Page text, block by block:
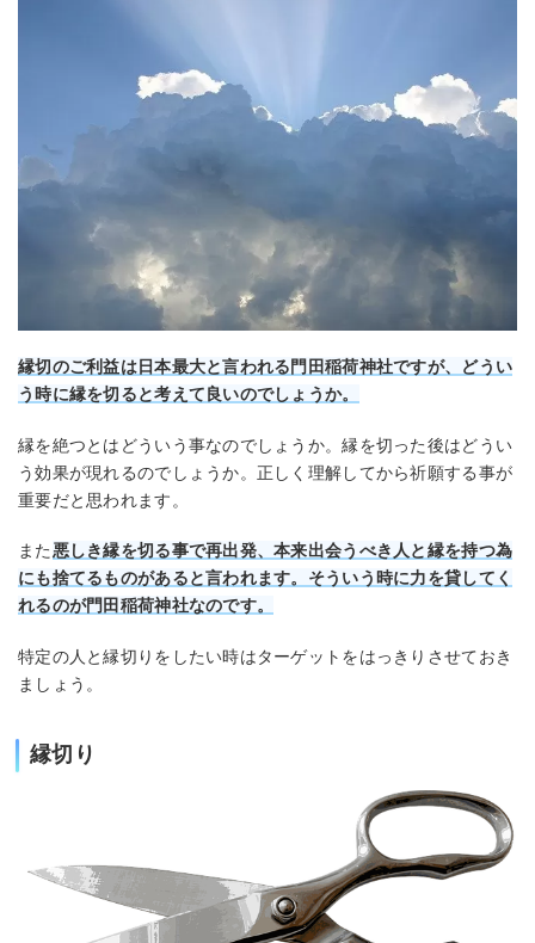
縁切のご利益は日本最大と言われる門田稲荷神社ですが、どうい
う時に縁を切ると考えて良いのでしょうか。
縁を絶つとはどういう事なのでしょうか。縁を切った後はどうい
う効果が現れるのでしょうか。正しく理解してから祈願する事が
重要だと思われます。
また悪しき縁を切る事で再出発、本来出会うべき人と縁を持つ為
にも捨てるものがあると言われます。そういう時に力を貸してく
れるのが門田稲荷神社なのです。
特定の人と縁切りをしたい時はターゲットをはっきりさせておき
ましょう。
縁切り